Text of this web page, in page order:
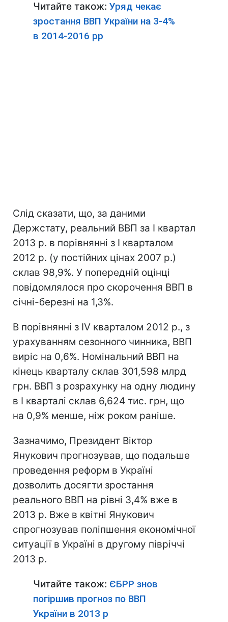
Читайте також: Уряд чекає
зростання ВВП України на 3-4%
в 2014-2016 рр
Слід сказати, що, за даними
Держстату, реальний ВВП за I квартал
2013 р. в порівнянні з I кварталом
2012 р. (у постійних цінах 2007 р.)
склав 98,9%. У попередній оцінці
повідомлялося про скорочення ВВП в
січні-березні на 1,3%.
В порівнянні з IV кварталом 2012 р., з
урахуванням сезонного чинника, ВВП
виріс на 0,6%. Номінальний ВВП на
кінець кварталу склав 301,598 млрд
грн. ВВП з розрахунку на одну людину
в I кварталі склав 6,624 тис. грн, що
на 0,9% менше, ніж роком раніше.
Зазначимо, Президент Віктор
Янукович прогнозував, що подальше
проведення реформ в Україні
дозволить досягти зростання
реального ВВП на рівні 3,4% вже в
2013 р. Вже в квітні Янукович
спрогнозував поліпшення економічної
ситуації в Україні в другому півріччі
2013 р.
Читайте також: ЄБРР знов
погіршив прогноз по ВВП
України в 2013 р